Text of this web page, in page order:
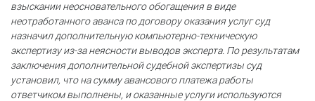
взыскании неосновательного обогащения в виде
неотработанного аванса по договору оказания услуг суд
назначил дополнительную компьютерно-техническую
экспертизу из-за неясности выводов эксперта. По результатам
заключения дополнительной судебной экспертизы суд
установил, что на сумму авансового платежа работы
ответчиком выполнены, и оказанные услуги используются